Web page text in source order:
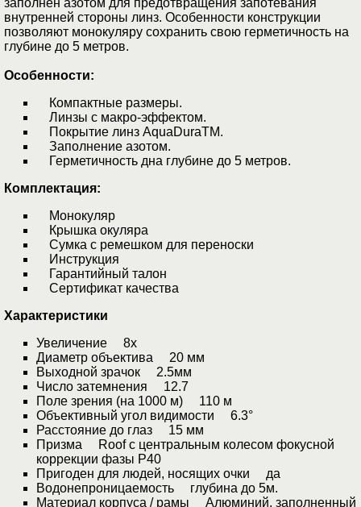
заполнен азотом для предотвращения запотевания
внутренней стороны линз. Особенности конструкции
позволяют монокуляру сохранить свою герметичность на
глубине до 5 метров.
Особенности:
Компактные размеры.
Линзы с макро-эффектом.
Покрытие линз AquaDuraTM.
Заполнение азотом.
Герметичность дна глубине до 5 метров.
Комплектация:
Монокуляр
Крышка окуляра
Сумка с ремешком для переноски
Инструкция
Гарантийный талон
Сертификат качества
Характеристики
Увеличение 8x
Диаметр объектива 20 мм
Выходной зрачок 2.5мм
Число затемнения 12.7
Поле зрения (на 1000 м) 110 м
Объективный угол видимости 6.3°
Расстояние до глаз 15 мм
Призма Roof с центральным колесом фокусной
коррекции фазы P40
Пригоден для людей, носящих очки да
Водонепроницаемость глубина до 5м.
Материал корпуса / рамы Алюминий, заполненный